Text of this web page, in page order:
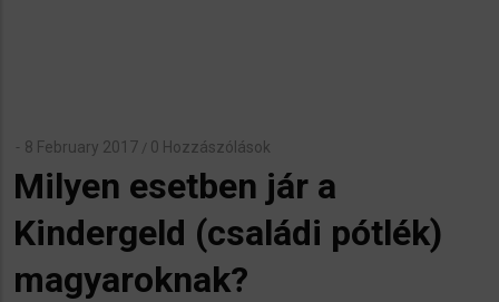
8 February 2017 / 0 Hozzászólások
Milyen esetben jár a
Kindergeld (családi pótlék)
magyaroknak?